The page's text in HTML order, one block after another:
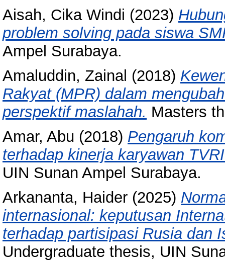
Aisah, Cika Windi (2023)
problem solving pada siswa
Ampel Surabaya.
Amaluddin, Zainal (2018)
Rakyat (MPR) dalam
perspektif maslahah. Masters
Amar, Abu (2018) Pengaruh
terhadap kinerja karyawan
UIN Sunan Ampel Surabaya.
Arkananta, Haider (2025)
internasional: keputusan
terhadap partisipasi Rusia dan
Undergraduate thesis, UIN